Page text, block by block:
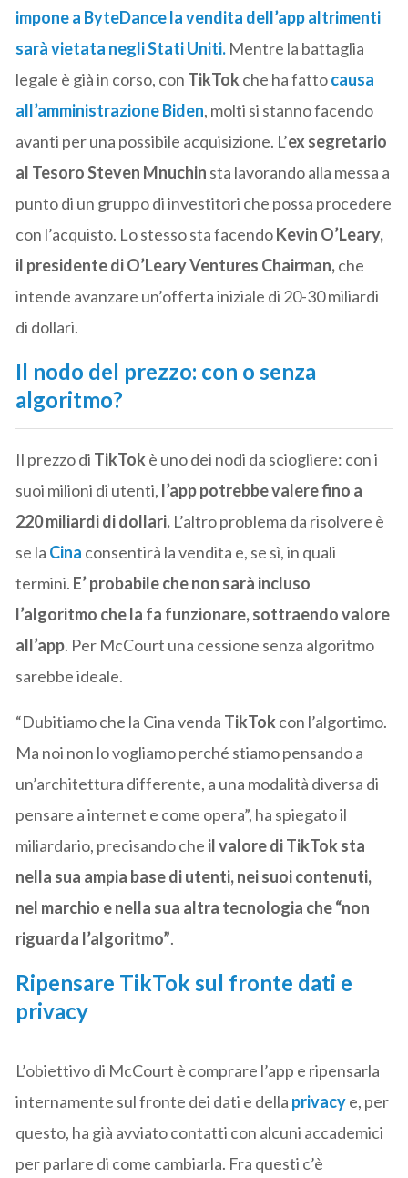
impone a ByteDance la vendita dell’app altrimenti
sarà vietata negli Stati Uniti. Mentre la battaglia
legale è già in corso, con TikTok che ha fattocausa
all’amministrazione Biden, molti si stanno facendo
avanti per una possibile acquisizione. L’ex segretario
al Tesoro Steven Mnuchin sta lavorando alla messa a
punto di un gruppo di investitori che possa procedere
con l’acquisto. Lo stesso sta facendoKevin O’Leary,
il presidente di O’Leary Ventures Chairman,che
intende avanzare un’offerta iniziale di 20-30 miliardi
di dollari.
Il nodo del prezzo: con o senza
algoritmo?
Il prezzo di TikTok è uno dei nodi da sciogliere: con i
suoi milioni di utenti, l’app potrebbe valere fino a
220 miliardi di dollari. L’altro problema da risolvere è
se la Cina consentirà la vendita e, se sì, in quali
termini. E’ probabile che non sarà incluso
l’algoritmo che la fa funzionare, sottraendo valore
all’app. Per McCourt una cessione senza algoritmo
sarebbe ideale.
“Dubitiamo che la Cina venda TikTok con l’algortimo.
Ma noi non lo vogliamo perché stiamo pensando a
un’architettura differente, a una modalità diversa di
pensare a internet e come opera”, ha spiegato il
miliardario, precisando che il valore di TikTok sta
nella sua ampia base di utenti, nei suoi contenuti,
nel marchio e nella sua altra tecnologia che “non
riguarda l’algoritmo”.
Ripensare TikTok sul fronte dati e
privacy
L’obiettivo di McCourt è comprare l’app e ripensarla
internamente sul fronte dei dati e della privacye, per
questo, ha già avviato contatti con alcuni accademici
per parlare di come cambiarla. Fra questi c’è